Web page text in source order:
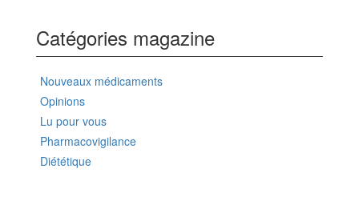
Catégories magazine
Nouveaux médicaments
Opinions
Lu pour vous
Pharmacovigilance
Diététique